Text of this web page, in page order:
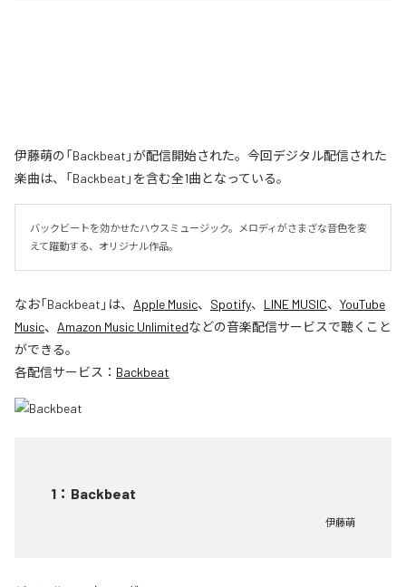
伊藤萌の「Backbeat」が配信開始された。今回デジタル配信された
楽曲は、「Backbeat」を含む全1曲となっている。
バックビートを効かせたハウスミュージック。メロディがさまざな音色を変
えて躍動する、オリジナル作品。
なお「Backbeat 」は、 Apple Music、 Spotify、 LINE MUSIC、 YouTube
Music、 Amazon Music Unlimitedなどの音楽配信サービスで聴くこと
ができる。
各配信サービス： Backbeat
1 ： Backbeat
伊藤萌